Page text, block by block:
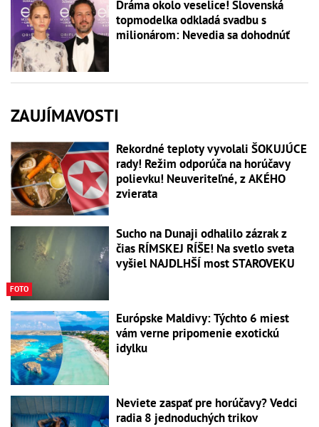
Dráma okolo veselice! Slovenská
topmodelka odkladá svadbu s
milionárom: Nevedia sa dohodnúť
ZAUJÍMAVOSTI
Rekordné teploty vyvolali ŠOKUJÚCE
rady! Režim odporúča na horúčavy
polievku! Neuveriteľné, z AKÉHO
zvierata
FOTO
Sucho na Dunaji odhalilo zázrak z
čias RÍMSKEJ RÍŠE! Na svetlo sveta
vyšiel NAJDLHŠÍ most STAROVEKU
Európske Maldivy: Týchto 6 miest
vám verne pripomenie exotickú
idylku
Neviete zaspať pre horúčavy? Vedci
radia 8 jednoduchých trikov